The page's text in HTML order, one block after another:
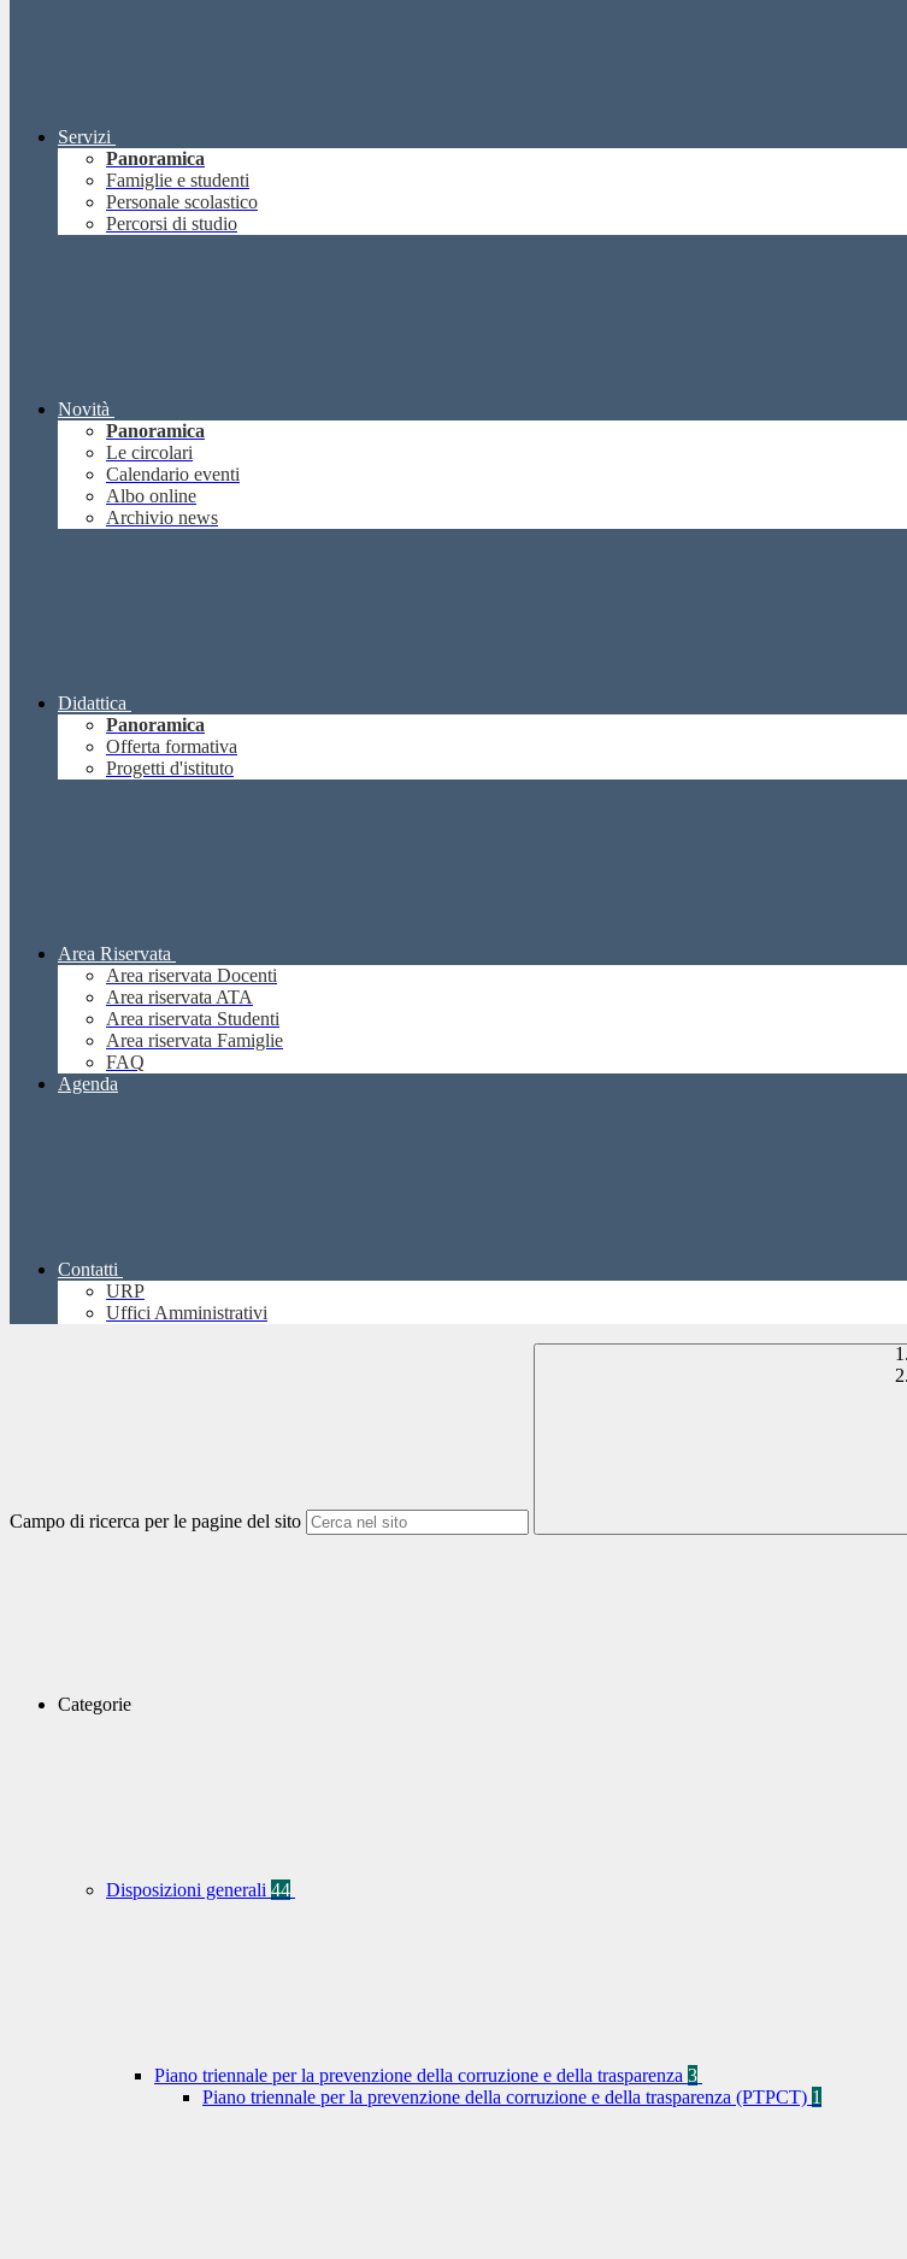
Servizi
Panoramica
Famiglie e studenti
Personale scolastico
Percorsi di studio
Novità
Panoramica
Le circolari
Calendario eventi
Albo online
Archivio news
Didattica
Panoramica
Offerta formativa
Progetti d'istituto
Area Riservata
Area riservata Docenti
Area riservata ATA
Area riservata Studenti
Area riservata Famiglie
FAQ
Agenda
Contatti
URP
Uffici Amministrativi
Campo di ricerca per le pagine del sito
Categorie
Disposizioni generali 44
Piano triennale per la prevenzione della corruzione e della trasparenza 3
Piano triennale per la prevenzione della corruzione e della trasparenza (PTPCT) 1